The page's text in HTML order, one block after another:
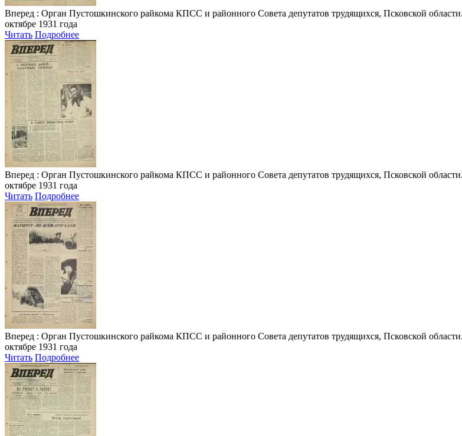
Вперед : Орган Пустошкинского райкома КПСС и районного Совета депутатов трудящихся, Псковской
октябре 1931 года
Читать Подробнее
Вперед : Орган Пустошкинского райкома КПСС и районного Совета депутатов трудящихся, Псковской
октябре 1931 года
Читать Подробнее
Вперед : Орган Пустошкинского райкома КПСС и районного Совета депутатов трудящихся, Псковской
октябре 1931 года
Читать Подробнее